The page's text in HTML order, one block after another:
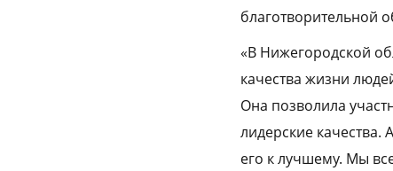
благотворительной
«В Нижегородской
качества жизни
Она позволила
лидерские качества.
его к лучшему. Мы